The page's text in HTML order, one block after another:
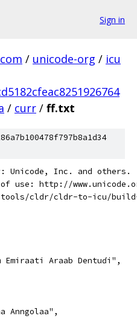
Sign in
/ unicode-org / icu
/ curr / ff.txt
Unicode, Inc. and others.
use: http://
tools/cldr/cldr-to-icu/
Emiraati Araab Dentuɗi",
Anngolaa",